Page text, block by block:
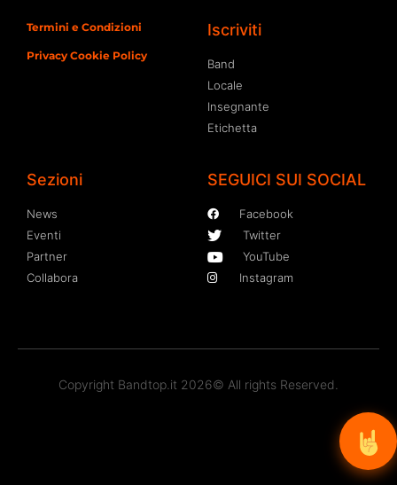
Termini e Condizioni
Privacy Cookie Policy
Iscriviti
Band
Locale
Insegnante
Etichetta
Sezioni
News
Eventi
Partner
Collabora
SEGUICI SUI SOCIAL
Facebook
Twitter
YouTube
Instagram
Copyright Bandtop.it 2026© All rights Reserved.